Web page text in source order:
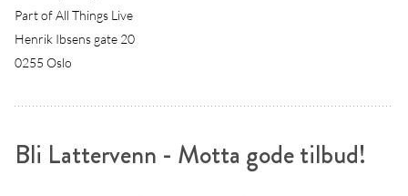
Part of All Things Live
Henrik Ibsens gate 20
0255 Oslo
Bli Lattervenn - Motta gode tilbud!